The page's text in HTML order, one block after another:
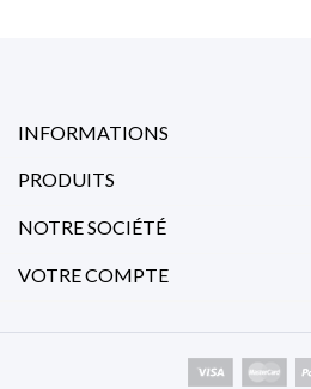
INFORMATIONS
PRODUITS
NOTRE SOCIÉTÉ
VOTRE COMPTE